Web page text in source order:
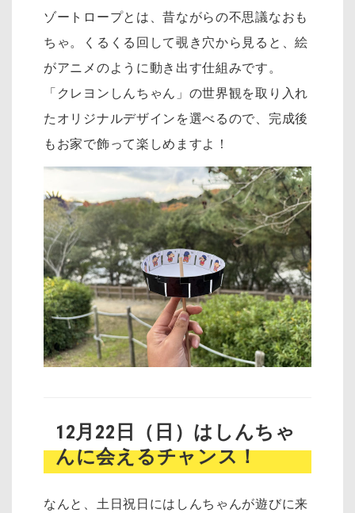
ゾートロープとは、昔ながらの不思議なおも
ちゃ。くるくる回して覗き穴から見ると、絵
がアニメのように動き出す仕組みです。
「クレヨンしんちゃん」の世界観を取り入れ
たオリジナルデザインを選べるので、完成後
もお家で飾って楽しめますよ！
12月22日（日）はしんちゃ
んに会えるチャンス！
なんと、土日祝日にはしんちゃんが遊びに来